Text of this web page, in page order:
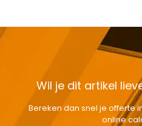
Wil je dit artikel
Bereken dan snel je offerte
online